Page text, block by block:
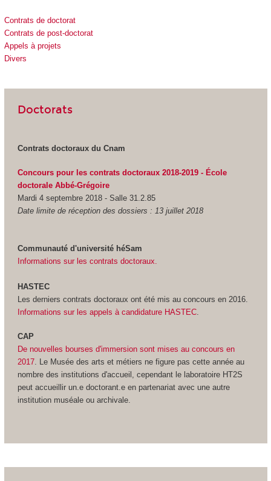
Contrats de doctorat
Contrats de post-doctorat
Appels à projets
Divers
Doctorats
Contrats doctoraux du Cnam
Concours pour les contrats doctoraux 2018-2019 - École
doctorale Abbé-Grégoire
Mardi 4 septembre 2018 - Salle 31.2.85
Date limite de réception des dossiers : 13 juillet 2018
Communauté d'université héSam
Informations sur les contrats doctoraux.
HASTEC
Les derniers contrats doctoraux ont été mis au concours en 2016.
Informations sur les appels à candidature HASTEC.
CAP
De nouvelles bourses d'immersion sont mises au concours en
2017. Le Musée des arts et métiers ne figure pas cette année au
nombre des institutions d'accueil, cependant le laboratoire HT2S
peut accueillir un.e doctorant.e en partenariat avec une autre
institution muséale ou archivale.